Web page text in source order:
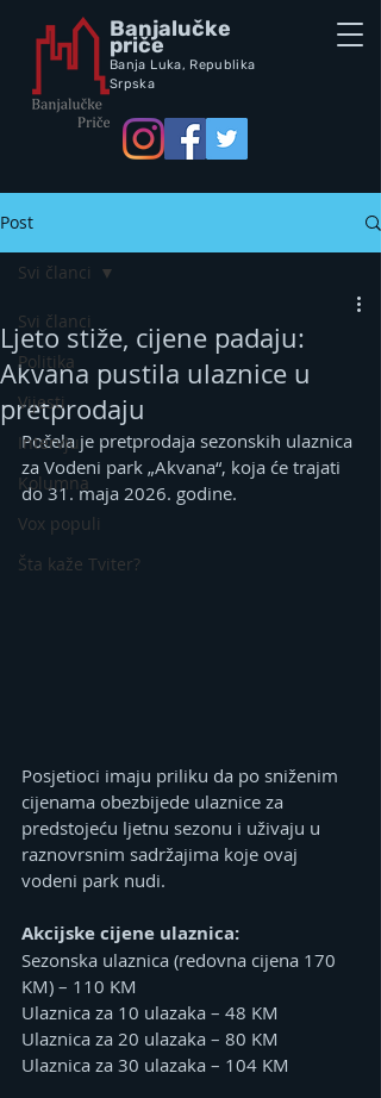
Banjalučke
priče
Banja Luka, Republika
Srpska
Post
Svi članci
Politika
Vijesti
Intervju
Kolumna
Vox populi
Šta kaže Tviter?
Svi članci
Ljeto stiže, cijene padaju:
Akvana pustila ulaznice u
pretprodaju
Počela je pretprodaja sezonskih ulaznica
za Vodeni park „Akvana“, koja će trajati
do 31. maja 2026. godine.
Posjetioci imaju priliku da po sniženim
cijenama obezbijede ulaznice za
predstojeću ljetnu sezonu i uživaju u
raznovrsnim sadržajima koje ovaj
vodeni park nudi.
Akcijske cijene ulaznica:
Sezonska ulaznica (redovna cijena 170
KM) – 110 KM
Ulaznica za 10 ulazaka – 48 KM
Ulaznica za 20 ulazaka – 80 KM
Ulaznica za 30 ulazaka – 104 KM